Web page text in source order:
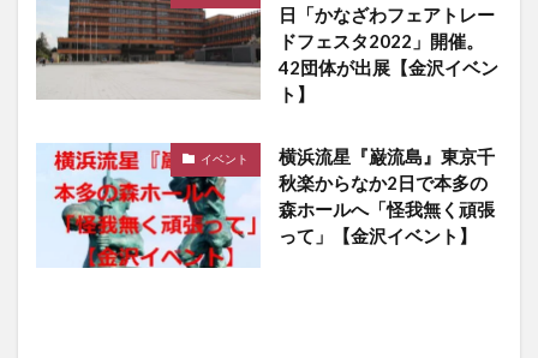
日「かなざわフェアトレー
ドフェスタ2022」開催。
42団体が出展【金沢イベン
ト】
イベント
横浜流星『巌流島』東京千
秋楽からなか2日で本多の
森ホールへ「怪我無く頑張
って」【金沢イベント】